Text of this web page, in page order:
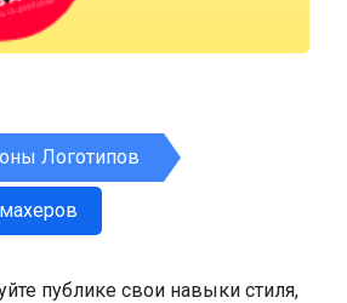
Логотипов
публике свои навыки стиля,